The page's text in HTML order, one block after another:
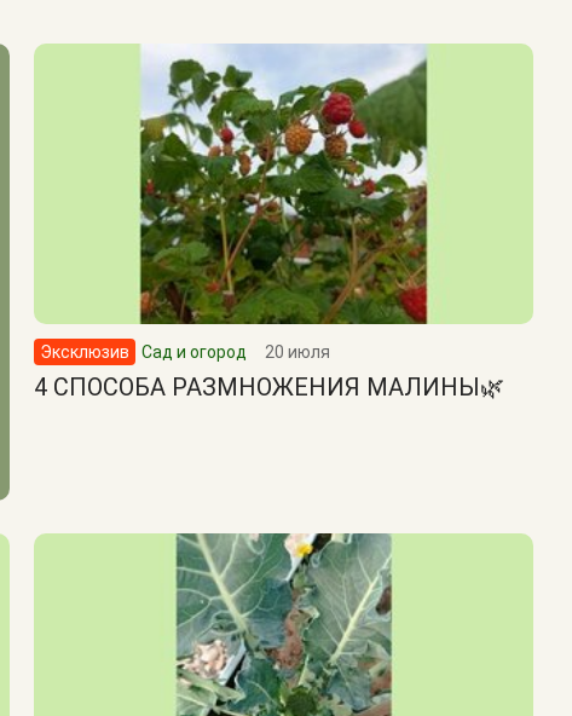
Эксклюзив Сад и огород 20 июля
4 СПОСОБА РАЗМНОЖЕНИЯ МАЛИНЫ🌿